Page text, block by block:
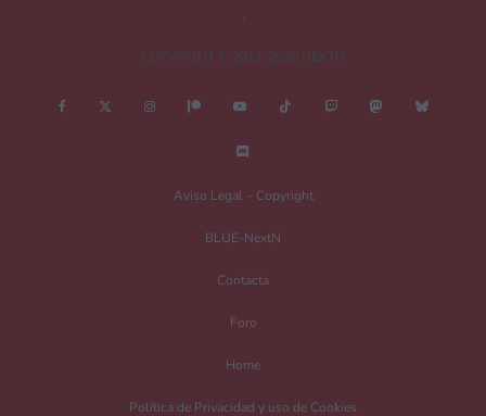
Guarda mi nombre, correo electrónico y web en este navegador para la
Aviso Legal – Copyright
BLUE-NextN
Contacta
Foro
Home
Política de Privacidad y uso de Cookies